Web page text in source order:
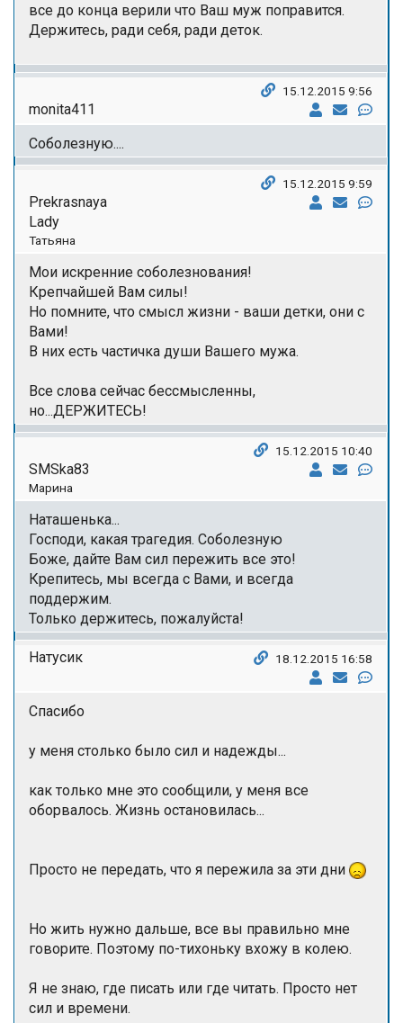
все до конца верили что Ваш муж поправится.
Держитесь, ради себя, ради деток.
monita411
15.12.2015 9:56
Соболезную....
Prekrasnaya
Lady
Татьяна
15.12.2015 9:59
Мои искренние соболезнования!
Крепчайшей Вам силы!
Но помните, что смысл жизни - ваши детки, они с
Вами!
В них есть частичка души Вашего мужа.
Все слова сейчас бессмысленны,
но...ДЕРЖИТЕСЬ!
SMSka83
Марина
15.12.2015 10:40
Наташенька...
Господи, какая трагедия. Соболезную
Боже, дайте Вам сил пережить все это!
Крепитесь, мы всегда с Вами, и всегда
поддержим.
Только держитесь, пожалуйста!
Натусик 18.12.2015 16:58
Спасибо
у меня столько было сил и надежды...
как только мне это сообщили, у меня все
оборвалось. Жизнь остановилась...
Просто не передать, что я пережила за эти дни
Но жить нужно дальше, все вы правильно мне
говорите. Поэтому по-тихоньку вхожу в колею.
Я не знаю, где писать или где читать. Просто нет
сил и времени.